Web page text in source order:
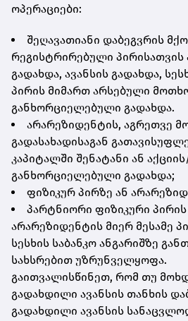
ოპერაციები:
შეღავათიანი დაბეგვრის
რეგისტრირებული
გადახდა, ავანსის გადახდა,
პირის მიმართ არსებული
განხორციელებული გადახდა.
არარეზიდენტის, აგრეთვე
გადასახადისაგან
კაპიტალში შენატანი ან
განხორციელებული გადახდა;
ფიზიკურ პირზე ან
პარტნიორი ფიზიკური
არარეზიდენტის მიერ მესამე
სესხის საბანკო ანგარიშზე
სახსრებით უზრუნველყოფა.
გაითვალისწინეთ, რომ თუ
გადახდილი ავანსის თანხის
გადახდილი ავანსის